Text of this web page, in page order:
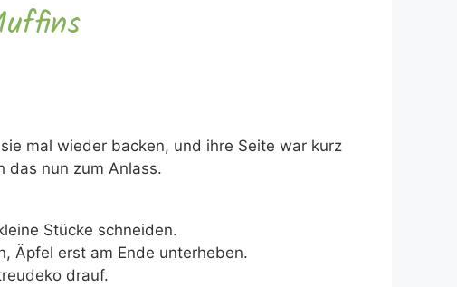
mal wieder backen, und ihre Seite war kurz
das nun zum Anlass.
Stücke schneiden.
Äpfel erst am Ende unterheben.
drauf.